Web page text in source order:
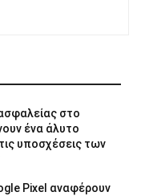
στο
ένα άλυτο
υποσχέσεις των
Pixel αναφέρουν